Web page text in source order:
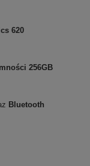
620
256GB
Bluetooth